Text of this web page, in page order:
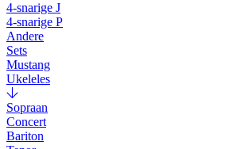
4-snarige J
4-snarige P
Andere
Sets
Mustang
Ukeleles
Sopraan
Concert
Bariton